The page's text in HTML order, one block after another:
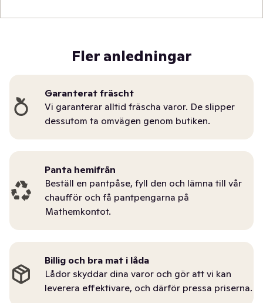
Fler anledningar
Garanterat fräscht
Vi garanterar alltid fräscha varor. De slipper
dessutom ta omvägen genom butiken.
Panta hemifrån
Beställ en pantpåse, fyll den och lämna till vår
chaufför och få pantpengarna på
Mathemkontot.
Billig och bra mat i låda
Lådor skyddar dina varor och gör att vi kan
leverera effektivare, och därför pressa priserna.